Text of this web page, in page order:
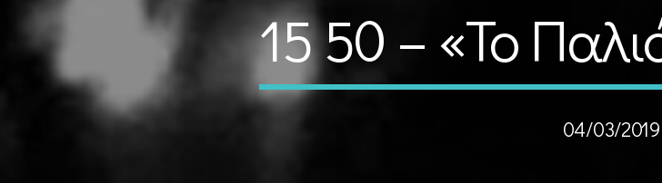
15 50 – «Το
04/03/2019